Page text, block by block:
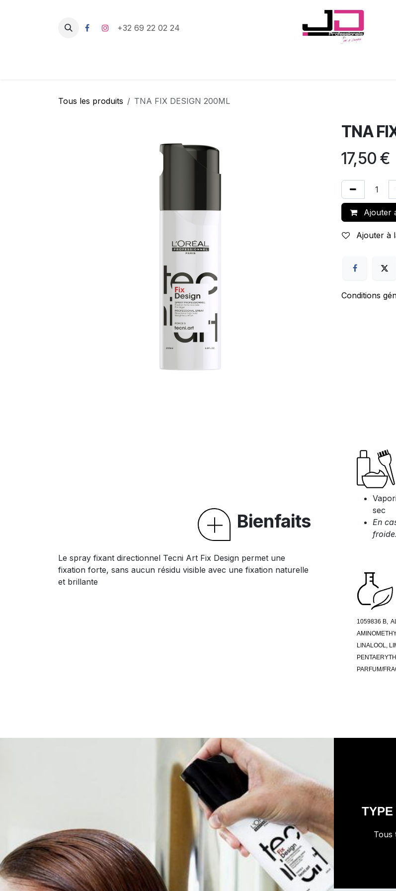
+32 69 22 02 24
Tous les produits TNA FIX DESIGN 200ML
TNA
17,50 €
Ajouter
Ajouter à
Conditions
Bienfaits
Le spray fixant directionnel Tecni Art Fix Design permet une
fixation forte, sans aucun résidu visible avec une fixation naturelle
et brillante
sec
En
1059836 B,
LINALOOL,
PARFUM/
TYPE
Tous